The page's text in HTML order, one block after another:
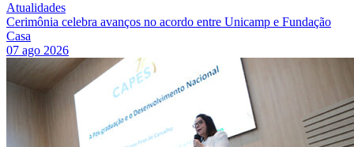
Atualidades
Cerimônia celebra avanços no acordo entre Unicamp e Fundação
Casa
07 ago 2026